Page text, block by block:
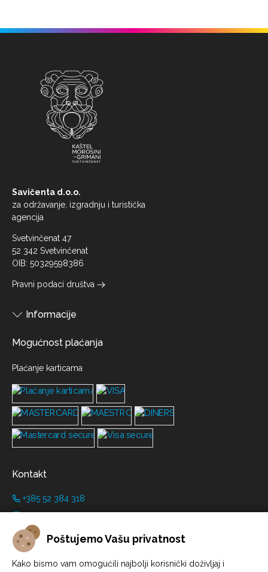
Poštujemo Vašu privatnost
Kako bismo vam omogućili najbolji korisnički doživljaj i
Savičenta d.o.o.
za održavanje, izgradnju i turistička
agencija
Svetvinčenat 47
52 342 Svetvinčenat
OIB: 50329598386
Pravni podaci društva
Informacije
Mogućnost plaćanja
Plaćanje karticama
Kontakt
+385 52 384 318
info@grimanicastle.com